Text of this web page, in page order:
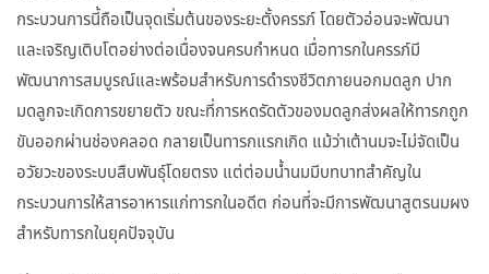
กระบวนการนี้ถือเป็นจุดเริ่มต้นของระยะตั้งครรภ์ โดยตัวอ่อนจะพัฒนา
และเจริญเติบโตอย่างต่อเนื่องจนครบกำหนด เมื่อทารกในครรภ์มี
พัฒนาการสมบูรณ์และพร้อมสำหรับการดำรงชีวิตภายนอกมดลูก ปาก
มดลูกจะเกิดการขยายตัว ขณะที่การหดรัดตัวของมดลูกส่งผลให้ทารกถูก
ขับออกผ่านช่องคลอด กลายเป็นทารกแรกเกิด แม้ว่าเต้านมจะไม่จัดเป็น
อวัยวะของระบบสืบพันธุ์โดยตรง แต่ต่อมน้ำนมมีบทบาทสำคัญใน
กระบวนการให้สารอาหารแก่ทารกในอดีต ก่อนที่จะมีการพัฒนาสูตรนมผง
สำหรับทารกในยุคปัจจุบัน